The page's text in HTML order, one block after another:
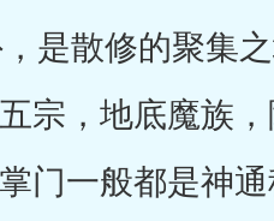
是散修的聚集
宗，地底魔族
门一般都是神